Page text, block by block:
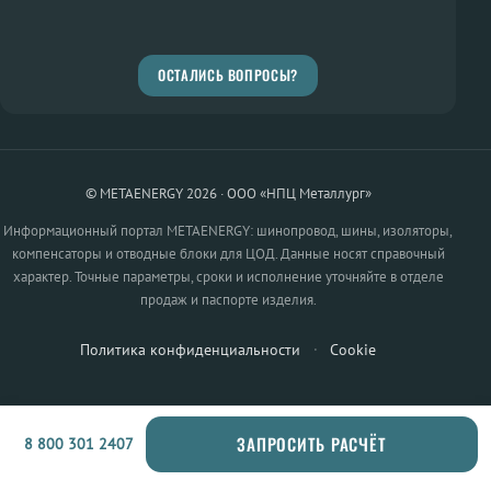
ОСТАЛИСЬ ВОПРОСЫ?
© METAENERGY 2026 · ООО «НПЦ Металлург»
Информационный портал METAENERGY: шинопровод, шины, изоляторы,
компенсаторы и отводные блоки для ЦОД. Данные носят справочный
характер. Точные параметры, сроки и исполнение уточняйте в отделе
продаж и паспорте изделия.
Политика конфиденциальности · Cookie
8 800 301 2407 ЗАПРОСИТЬ РАСЧЁТ